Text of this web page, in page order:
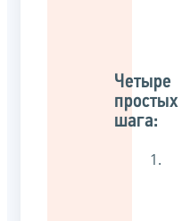
Четыре
простых
шага: